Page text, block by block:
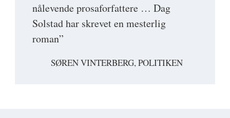
nålevende prosaforfattere … Dag
Solstad har skrevet en mesterlig
roman”
SØREN VINTERBERG, POLITIKEN